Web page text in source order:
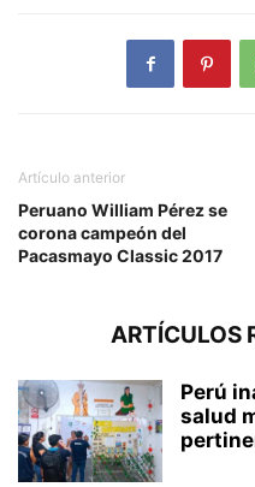
Artículo anterior
Peruano William Pérez se
corona campeón del
Pacasmayo Classic 2017
ARTÍCULOS
Perú
salud